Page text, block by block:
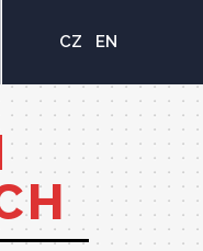
CZ EN